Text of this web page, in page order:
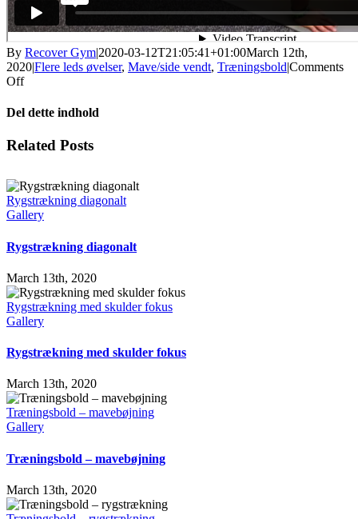
By Recover Gym|2020-03-12T21:05:41+01:00March 12th,
2020|Flere leds øvelser, Mave/side vendt, Træningsbold|Comments
Offon
–
med
benløft
Del dette indhold
Facebook
X
LinkedIn
WhatsApp
Tumblr
Pinterest
Email
Related Posts
Rygstrækning diagonalt
Gallery
Rygstrækning diagonalt
March 13th, 2020
Rygstrækning med skulder fokus
Gallery
Rygstrækning med skulder fokus
March 13th, 2020
Træningsbold – mavebøjning
Gallery
Træningsbold – mavebøjning
March 13th, 2020